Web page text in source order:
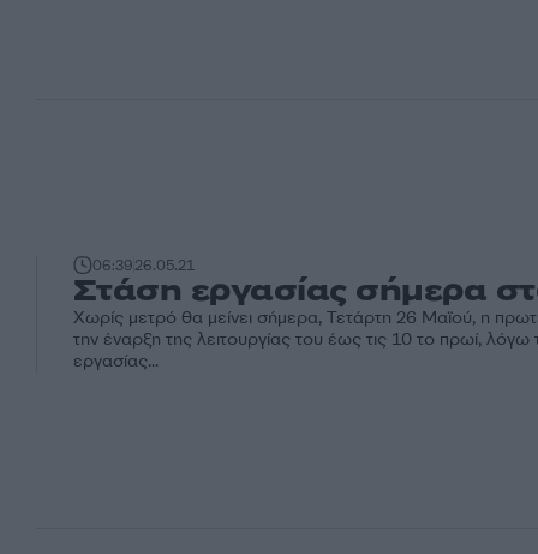
06:3926.05.21
Στάση εργασίας σήμερα
Χωρίς μετρό θα μείνει σήμερα, Τετάρτη 26 Μαϊού, η
την έναρξη της λειτουργίας του έως τις 10 το πρωί, λόγω
εργασίας...